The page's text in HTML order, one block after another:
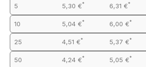
5 5,30 €* 6,31 €*
10 5,04 €* 6,00 €*
25 4,51 €* 5,37 €*
50 4,24 €* 5,05 €*